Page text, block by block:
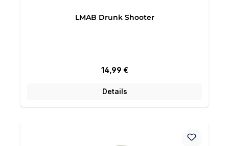
LMAB Drunk Shooter
Regulärer Preis:
14,99 €
Details